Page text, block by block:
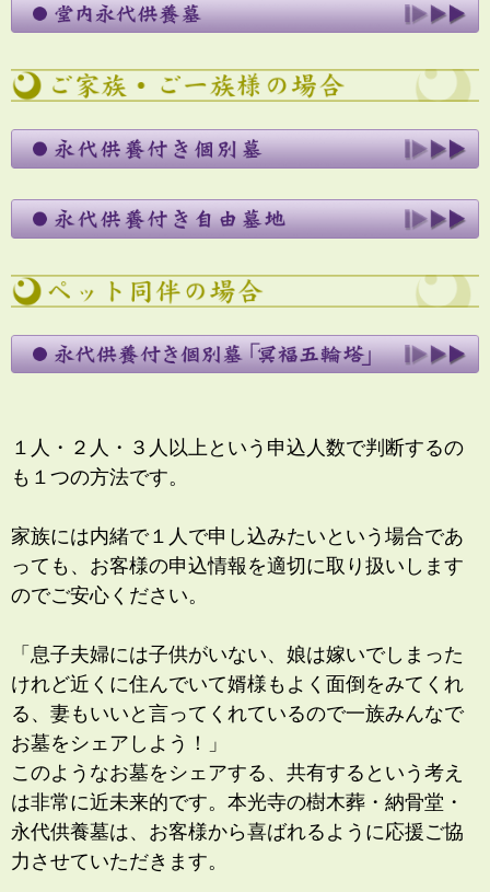
１人・２人・３人以上という申込人数で判断するの
も１つの方法です。
家族には内緒で１人で申し込みたいという場合であ
っても、お客様の申込情報を適切に取り扱いします
のでご安心ください。
「息子夫婦には子供がいない、娘は嫁いでしまった
けれど近くに住んでいて婿様もよく面倒をみてくれ
る、妻もいいと言ってくれているので一族みんなで
お墓をシェアしよう！」
このようなお墓をシェアする、共有するという考え
は非常に近未来的です。本光寺の樹木葬・納骨堂・
永代供養墓は、お客様から喜ばれるように応援ご協
力させていただきます。